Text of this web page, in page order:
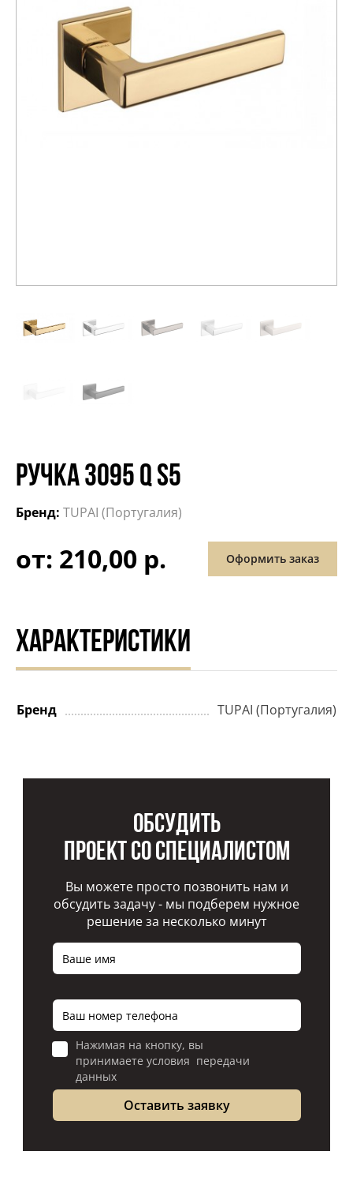
РУЧКА 3095 Q S5
Бренд: TUPAI (Португалия)
от: 210,00 р. Оформить заказ
ХАРАКТЕРИСТИКИ
Бренд TUPAI (Португалия)
Обсудить
проект со специалистом
Вы можете просто позвонить нам и
обсудить задачу - мы подберем нужное
решение за несколько минут
Нажимая на кнопку, вы
принимаете условия передачи
данных
Распродажа